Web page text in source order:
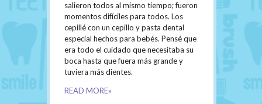
salieron todos al mismo tiempo; fueron
momentos difíciles para todos. Los
cepillé con un cepillo y pasta dental
especial hechos para bebés. Pensé que
era todo el cuidado que necesitaba su
boca hasta que fuera más grande y
tuviera más dientes.
READ MORE»